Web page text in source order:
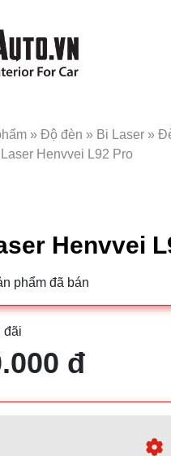
» Độ đèn » Bi Laser »
Henvvei L92 Pro
Henvvei
phẩm đã bán
đãi
đ